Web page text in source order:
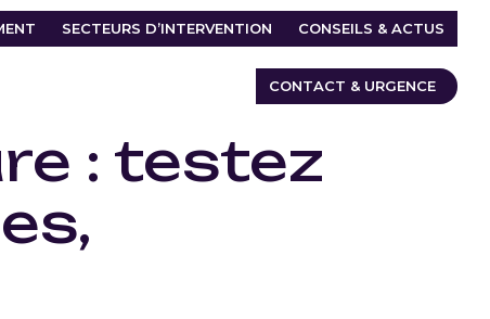
SECTEURS D’INTERVENTION CONSEILS & ACTUS
CONTACT & URGENCE
: testez